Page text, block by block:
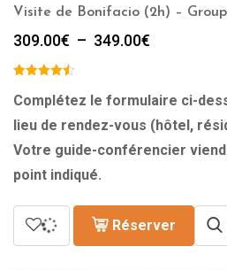
Visite de Bonifacio (2h) –
309.00€ – 349.00€
309.00€
à
349.00€
Complétez le formulaire ci-
lieu de rendez-vous (hôtel,
Votre guide-conférencier
point indiqué.
Réserver